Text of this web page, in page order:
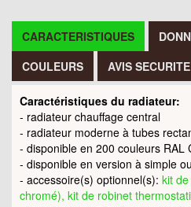
CARACTERISTIQUES
COULEURS
AVIS SECURITE
Caractéristiques du radiateur:
- radiateur chauffage central
- radiateur moderne à tubes
- disponible en 200 couleurs RAL
- disponible en version à simple
- accessoire(s) optionnel(s): kit
chromé), kit de robinet